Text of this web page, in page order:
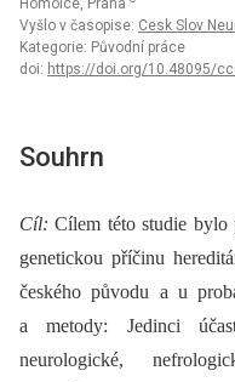
Homolce, Praha
Vyšlo v časopise: Cesk Slov
Kategorie: Původní práce
doi: https://doi.org/10.48095/
Souhrn
Cíl:Cílem této studie bylo
genetickou příčinu
českého původu a u
a metody: Jedinci
neurologické,